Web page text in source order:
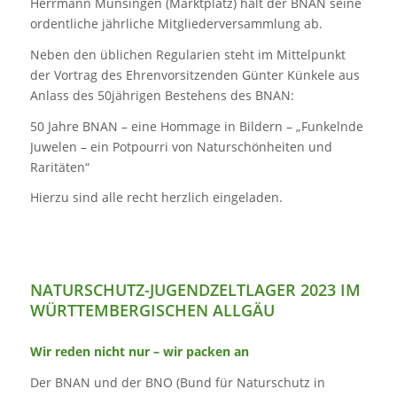
ordentliche jährliche Mitgliederversammlung ab.
Neben den üblichen Regularien steht im Mittelpunkt
der Vortrag des Ehrenvorsitzenden Günter Künkele aus
Anlass des 50jährigen Bestehens des BNAN:
50 Jahre BNAN – eine Hommage in Bildern – „Funkelnde
Juwelen – ein Potpourri von Naturschönheiten und
Raritäten“
Hierzu sind alle recht herzlich eingeladen.
NATURSCHUTZ-JUGENDZELTLAGER 2023 IM
WÜRTTEMBERGISCHEN ALLGÄU
Wir reden nicht nur – wir packen an
Der BNAN und der BNO (Bund für Naturschutz in